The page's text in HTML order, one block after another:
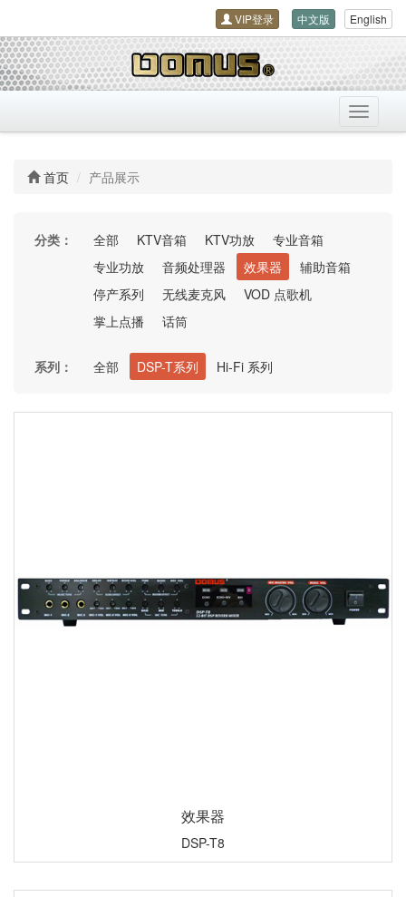
VIP登录 中文版 English
导
航
首页 产品展示
分类： 全部 KTV音箱 KTV功放
专业音箱
专业功放
音频处理器 效果器
辅助音箱
停产系列
无线麦克风
VOD 点歌机
掌上点播
话筒
系列： 全部 DSP-T系列 Hi-Fi 系列
效果器
DSP-T8